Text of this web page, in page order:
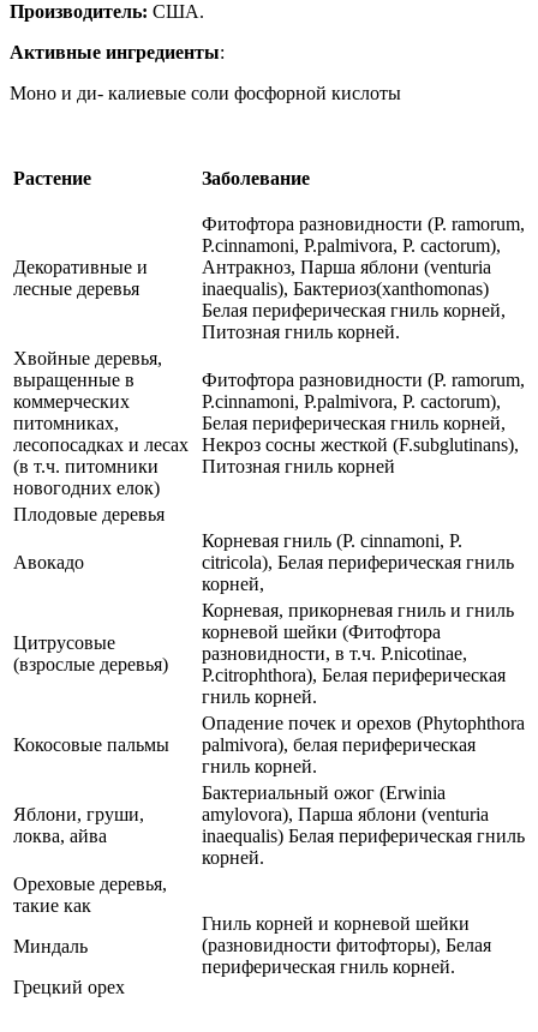
Производитель: США.
Активные ингредиенты:
Моно и ди- калиевые соли фосфорной кислоты
Растение Заболевание
Декоративные и
лесные деревья
Фитофтора разновидности (P. ramorum,
P.cinnamoni, P.palmivora, P. cactorum),
Антракноз, Парша яблони (venturia
inaequalis), Бактериоз(xanthomonas)
Белая периферическая гниль корней,
Питозная гниль корней.
Хвойные деревья,
выращенные в
коммерческих
питомниках,
лесопосадках и лесах
(в т.ч. питомники
новогодних елок)
Фитофтора разновидности (P. ramorum,
P.cinnamoni, P.palmivora, P. cactorum),
Белая периферическая гниль корней,
Некроз сосны жесткой (F.subglutinans),
Питозная гниль корней
Плодовые деревья
Авокадо
Корневая гниль (P. cinnamoni, P.
citricola), Белая периферическая гниль
корней,
Цитрусовые
(взрослые деревья)
Корневая, прикорневая гниль и гниль
корневой шейки (Фитофтора
разновидности, в т.ч. P.nicotinae,
P.citrophthora), Белая периферическая
гниль корней.
Кокосовые пальмы
Опадение почек и орехов (Phytophthora
palmivora), белая периферическая
гниль корней.
Яблони, груши,
локва, айва
Бактериальный ожог (Erwinia
amylovora), Парша яблони (venturia
inaequalis) Белая периферическая гниль
корней.
Ореховые деревья,
такие как
Миндаль
Грецкий орех
Гниль корней и корневой шейки
(разновидности фитофторы), Белая
периферическая гниль корней.